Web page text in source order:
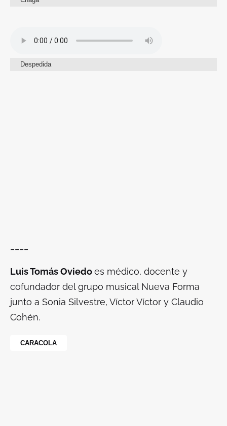
Despedida
Luis Tomás Oviedoes médico, docente y
cofundador del grupo musical Nueva Forma
junto a Sonia Silvestre, Víctor Víctor y Claudio
Cohén.
CARACOLA